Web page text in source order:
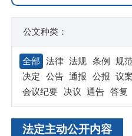
公文种类：
全部 法律 法规 条例 规
决定
公告 通报 公报 议案
会议纪要
决议 通告 答复
法定主动公开内容